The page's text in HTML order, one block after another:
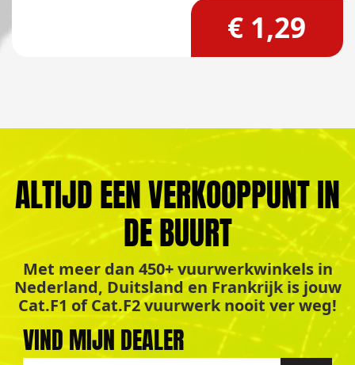
€ 1,29
ALTIJD EEN VERKOOPPUNT IN
DE BUURT
Met meer dan 450+ vuurwerkwinkels in
Nederland, Duitsland en Frankrijk is jouw
Cat.F1 of Cat.F2 vuurwerk nooit ver weg!
VIND MIJN DEALER